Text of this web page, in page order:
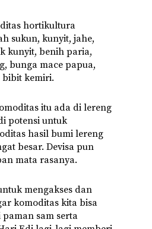
hortikultura
sukun, kunyit, jahe,
kunyit, benih paria,
bunga mace papua,
bibit kemiri.
itu ada di lereng
potensi untuk
hasil bumi lereng
besar. Devisa pun
mata rasanya.
mengakses dan
komoditas kita bisa
sam serta